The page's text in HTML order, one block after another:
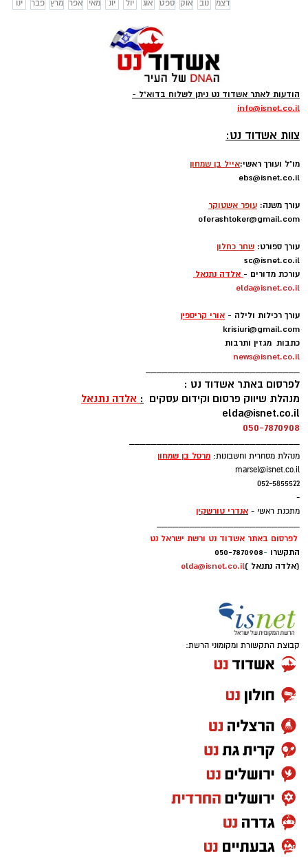
ינו
פבר מרץ אפר מאי יונ יול אוג ספט אוק נוב דצמ
הודעות לאתר אשדוד נט ניתן לשלוח בדוא"ל -
info@isnet.co.il
צוות אשדוד נט:
מו"ל ועורך ראשי:אייל בן שמחון
ebs@isnet.co.il
עורך משנה: עופר אשטוקר
oferashtoker@gmail.com
עורך ספורט: שחר כחלון
sc@isnet.co.il
עורכת מדורים - אלדה נתנאל
elda@isnet.co.il
עורך רכילות ולילה - אורי קריספין
krisiuri@gmail.com
כתבות מגזין ותרבות
news@isnet.co.il
____________________________
לפרסום באתר אשדוד נט :
מנהלת שיווק פרסום וקידום עסקים : אלדה נתנאל
elda@isnet.co.il
050-7870908
_______________________________
מנהלת מסחרית וחשבונות: מרסל בן שמחון
marsel@isnet.co.il
052-5855522
-
מתכנת ראשי - אנדרי טורשקין
__________________________
לפרסום באתר אשדוד נט ורשת ישראל נט
התקשרו -
050-7870908
(אלדה נתנאל )elda@isnet.co.il
קבוצת התקשורת ומקומוני הרשת: